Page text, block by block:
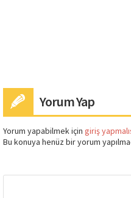
Yorum Yap
Yorum yapabilmek için giriş
Bu konuya henüz bir yorum